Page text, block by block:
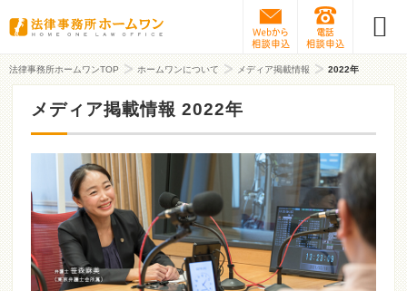
Webから相談予約
法律事務所ホームワンTOP ホームワンについて メディア掲載情報 2022年
メディア掲載情報 2022年